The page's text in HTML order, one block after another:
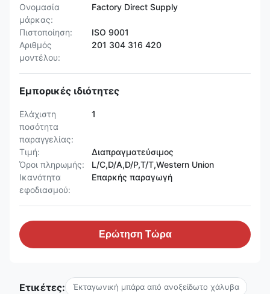
Ονομασία
μάρκας:
Factory Direct Supply
Πιστοποίηση:
ISO 9001
Αριθμός
μοντέλου:
201 304 316 420
Εμπορικές ιδιότητες
Ελάχιστη
ποσότητα
παραγγελίας:
1
Τιμή:
Διαπραγματεύσιμος
Όροι πληρωμής:
L/C,D/A,D/P,T/T,Western Union
Ικανότητα
εφοδιασμού:
Επαρκής παραγωγή
Ερώτηση Τώρα
Ετικέτες: Έκταγωνική μπάρα από ανοξείδωτο χάλυβα